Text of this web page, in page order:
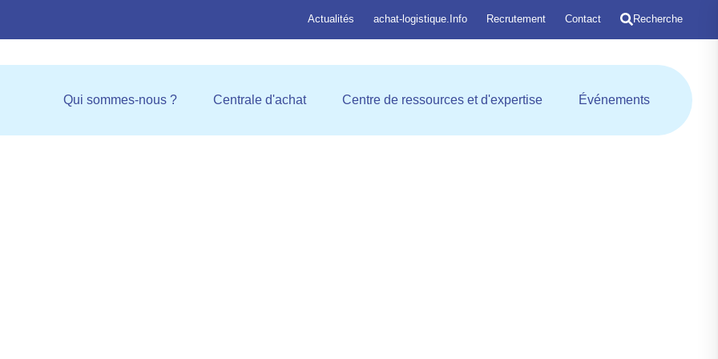
Actualités achat-logistique.Info Recrutement Contact Recherche
Qui sommes-nous ? Ouvrir Qui sommes-nous ?
Centrale d'achat Ouvrir Centrale d'achat
Centre de ressources et d'expertise Ouvrir Centre de ressources
Événements Ouvrir